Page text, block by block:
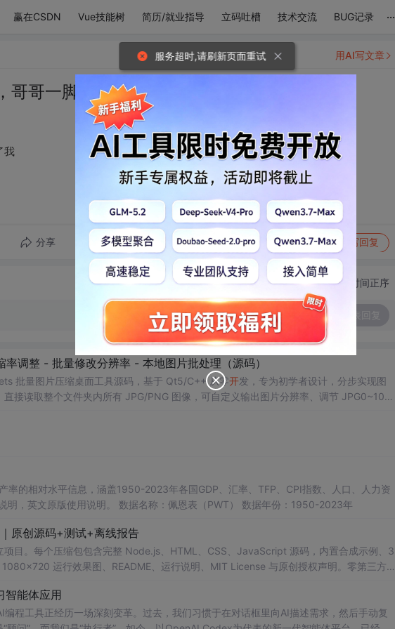
赢在CSDN Vue技能树 简历/就业指导 立码吐槽 技术交流 BUG记录 ...
哥哥一脚踹开了我
我
分享 转发到动态 举报 写回复
用AI写文章
切换为时间正序
调整 - 批量修改分辨率 - 本地图片批处理（源码）
批量图片压缩桌面工具源码，基于 Qt5/C++ 从零开发，专为初学者设计，分步实现图
接读取整个文件夹内所有 JPG/PNG 图像，可自定义输出图片分辨率、调节 JPG0~100
习 QImage 图像绘图、文件目录遍历、UI 交互
压缩、本地文件 IO、进度条交互的
界面防卡顿、文件大小格式化转换全套 Qt 图像
件夹全部图片； 自定义输出宽高分辨率，支持锁定原始宽高比，避免图片拉伸变形； 滑
文件占用大小； 自定义输出保存目录，批量生成压缩后的图片文件； 实时进度条展示处
比例； 完整模块化代码，功能拆分清晰，每段代码附带详细注释，新手可分步拆解学
，Windows 平台可直接编译运行； 源码结构清晰，功能
本等多项数据，整理的PWT 11.0中文翻译使用说明，英文原版使用说明。 数据名称：佩恩表（PWT） 数据年份：1950-2023年
原创源码+测试+离线报告
项目。每个压缩包包含完整 Node.js、HTML、CSS、JavaScript 源码，内置合成示例、3
运行效果图、README、运行说明、MIT License 与原创授权声明。零第三方
test 与 npm run report，或启动静态服务器打
智能体应用
编程工具正经历一场深刻变革。过去，我们习惯于在对话框里向AI描述需求，然后手动复
服务超时,请刷新页面重试